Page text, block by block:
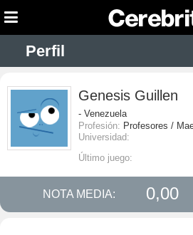
Perfil
Genesis Guillen
- Venezuela
Profesión: Profesores /
Universidad:
Último juego:
NOTA MEDIA: 0,00